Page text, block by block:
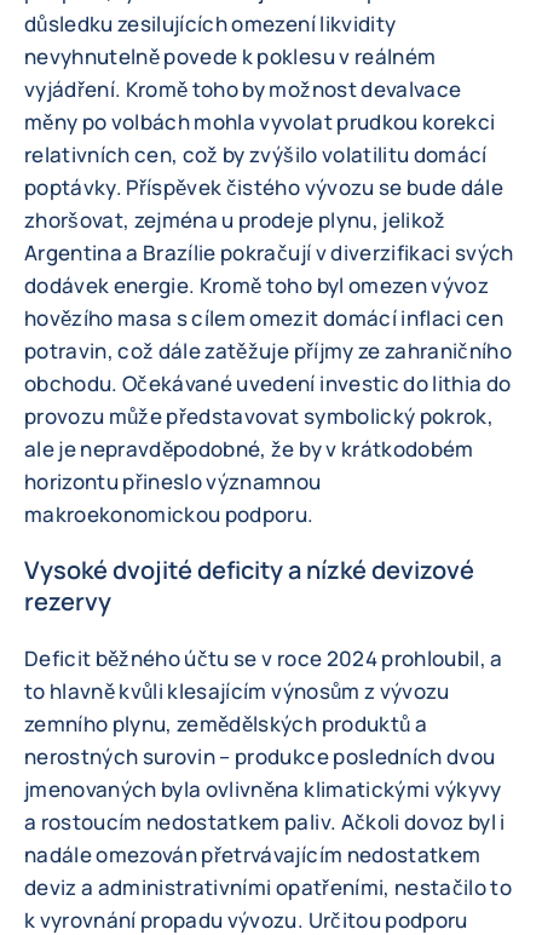
důsledku zesilujících omezení likvidity
nevyhnutelně povede k poklesu v reálném
vyjádření. Kromě toho by možnost devalvace
měny po volbách mohla vyvolat prudkou korekci
relativních cen, což by zvýšilo volatilitu domácí
poptávky. Příspěvek čistého vývozu se bude dále
zhoršovat, zejména u prodeje plynu, jelikož
Argentina a Brazílie pokračují v diverzifikaci svých
dodávek energie. Kromě toho byl omezen vývoz
hovězího masa s cílem omezit domácí inflaci cen
potravin, což dále zatěžuje příjmy ze zahraničního
obchodu. Očekávané uvedení investic do lithia do
provozu může představovat symbolický pokrok,
ale je nepravděpodobné, že by v krátkodobém
horizontu přineslo významnou
makroekonomickou podporu.
Vysoké dvojité deficity a nízké devizové
rezervy
Deficit běžného účtu se v roce 2024 prohloubil, a
to hlavně kvůli klesajícím výnosům z vývozu
zemního plynu, zemědělských produktů a
nerostných surovin – produkce posledních dvou
jmenovaných byla ovlivněna klimatickými výkyvy
a rostoucím nedostatkem paliv. Ačkoli dovoz byl i
nadále omezován přetrvávajícím nedostatkem
deviz a administrativními opatřeními, nestačilo to
k vyrovnání propadu vývozu. Určitou podporu